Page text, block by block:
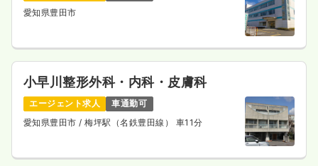
検診・健診正看護師 健診センター
日勤のみ（パート）
給与 時給1,100円
時間 8:30～12:30
愛知県豊田市
小早川整形外科・内科・皮膚科
エージェント求人
車通勤可
愛知県豊田市 / 梅坪駅（名鉄豊田線） 車11分